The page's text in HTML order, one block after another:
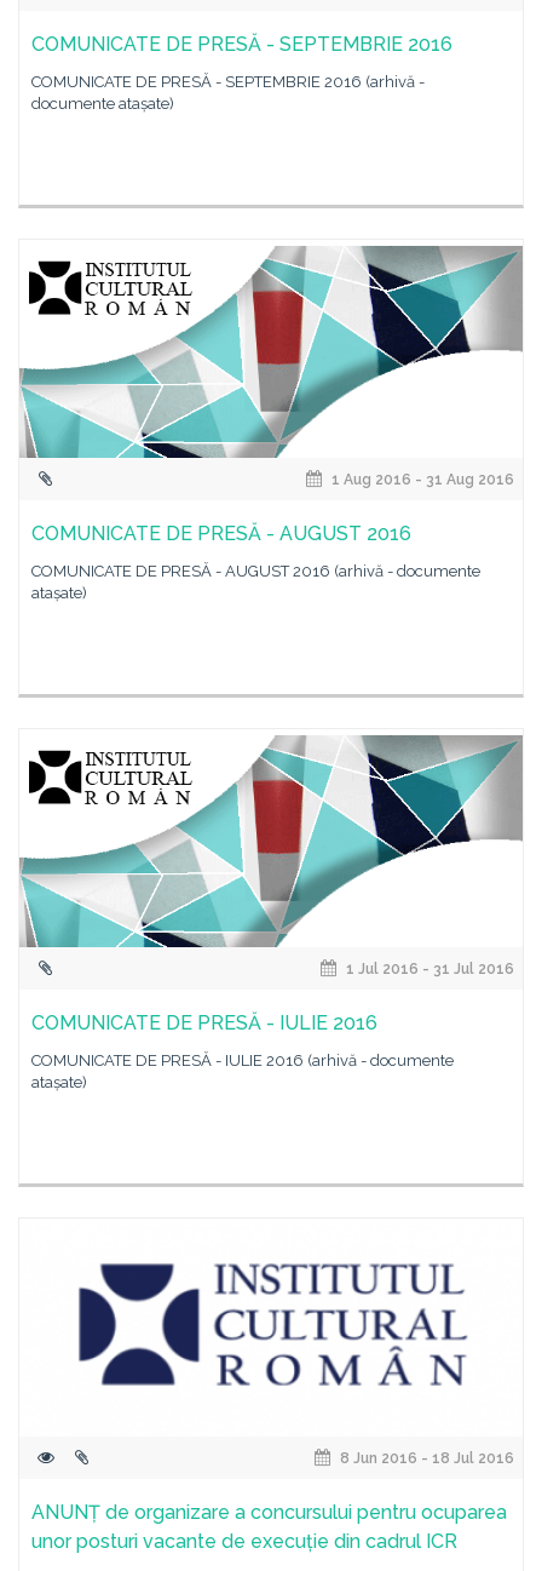
COMUNICATE DE PRESĂ - SEPTEMBRIE 2016
COMUNICATE DE PRESĂ - SEPTEMBRIE 2016 (arhivă -
documente atașate)
1 Aug 2016 - 31 Aug 2016
COMUNICATE DE PRESĂ - AUGUST 2016
COMUNICATE DE PRESĂ - AUGUST 2016 (arhivă - documente
atașate)
1 Jul 2016 - 31 Jul 2016
COMUNICATE DE PRESĂ - IULIE 2016
COMUNICATE DE PRESĂ - IULIE 2016 (arhivă - documente
atașate)
8 Jun 2016 - 18 Jul 2016
ANUNȚ de organizare a concursului pentru ocuparea
unor posturi vacante de execuție din cadrul ICR